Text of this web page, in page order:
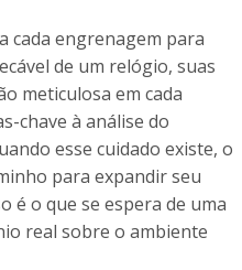
cada engrenagem para
de um relógio, suas
meticulosa em cada
chave à análise do
esse cuidado existe, o
para expandir seu
é o que se espera de uma
real sobre o ambiente